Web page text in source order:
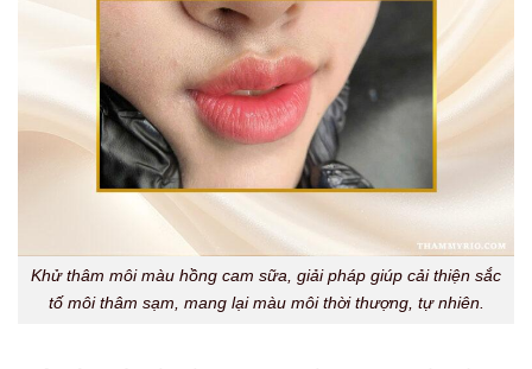
Khử thâm môi màu hồng cam sữa, giải pháp giúp cải thiện sắc
tố môi thâm sạm, mang lại màu môi thời thượng, tự nhiên.